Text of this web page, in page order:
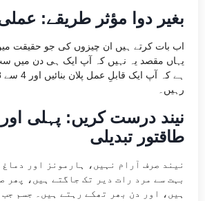
بغیر دوا مؤثر طریقے:
اب بات کرتے ہیں ان چیزوں کی جو حقیقت
یہاں مقصد یہ نہیں کہ آپ ایک ہی دن میں سب
رہیں۔
نیند درست کریں: پہلی
طاقتور تبدیلی
نیند صرف آرام نہیں، ہارمونز اور دماغ
بہت سے مرد رات دیر تک جاگتے ہیں، پھر
ہیں، اور دن بھر تھکے رہتے ہیں۔ جسم